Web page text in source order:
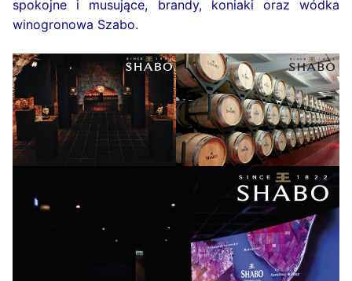
spokojne i musujące, brandy, koniaki oraz wódka
winogronowa Szabo.